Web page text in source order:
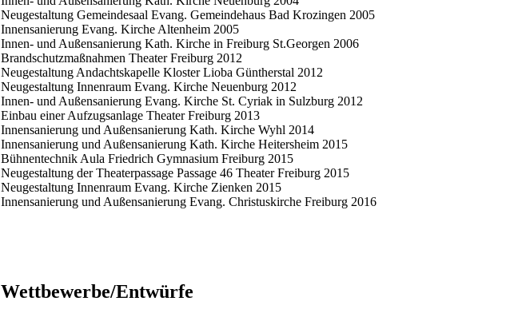
Neugestaltung Gemeindesaal Evang. Gemeindehaus Bad Krozingen 2005
Innensanierung Evang. Kirche Altenheim 2005
Innen- und Außensanierung Kath. Kirche in Freiburg St.Georgen 2006
Brandschutzmaßnahmen Theater Freiburg 2012
Neugestaltung Andachtskapelle Kloster Lioba Güntherstal 2012
Neugestaltung Innenraum Evang. Kirche Neuenburg 2012
Innen- und Außensanierung Evang. Kirche St. Cyriak in Sulzburg 2012
Einbau einer Aufzugsanlage Theater Freiburg 2013
Innensanierung und Außensanierung Kath. Kirche Wyhl 2014
Innensanierung und Außensanierung Kath. Kirche Heitersheim 2015
Bühnentechnik Aula Friedrich Gymnasium Freiburg 2015
Neugestaltung der Theaterpassage Passage 46 Theater Freiburg 2015
Neugestaltung Innenraum Evang. Kirche Zienken 2015
Innensanierung und Außensanierung Evang. Christuskirche Freiburg 2016
Wettbewerbe/Entwürfe